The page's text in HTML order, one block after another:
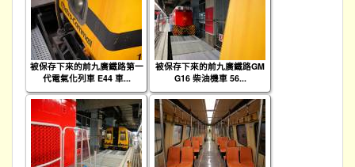
被保存下來的前九廣鐵路第一
代電氣化列車 E44 車...
被保存下來的前九廣鐵路GM
G16 柴油機車 56...